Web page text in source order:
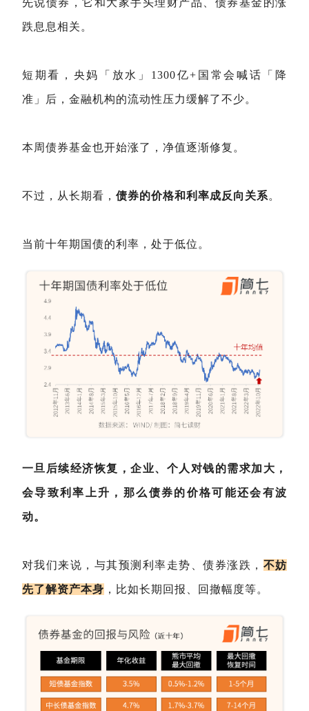
先说债券，它和大家手头理财产品、债券基金的涨
跌息息相关。
短期看，央妈「放水」1300亿+国常会喊话「降
准」后，金融机构的流动性压力缓解了不少。
本周债券基金也开始涨了，净值逐渐修复。
不过，从长期看， 债券的价格和利率成反向关系。
当前十年期国债的利率，处于低位。
一旦后续经济恢复，企业、个人对钱的需求加大，
会导致利率上升，那么债券的价格可能还会有波
动。
对我们来说，与其预测利率走势、债券涨跌， 不妨
先了解资产本身 ，比如长期回报、回撤幅度等。